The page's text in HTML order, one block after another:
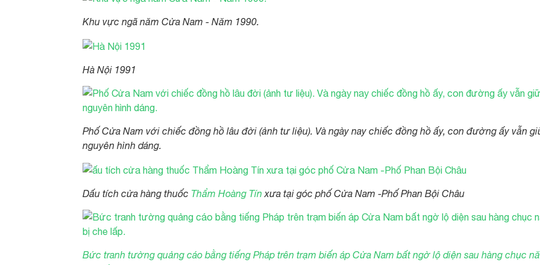
Khu vực ngã năm Cửa Nam - Năm 1990.
Hà Nội 1991
Phố Cửa Nam với chiếc đồng hồ lâu đời (ảnh tư liệu). Và ngày nay chiếc đồng hồ ấy, con đường ấy vẫn
nguyên hình dáng.
Dấu tích cửa hàng thuốc Thẩm Hoàng Tín xưa tại góc phố Cửa Nam -Phố Phan Bội Châu
Bức tranh tường quảng cáo bằng tiếng Pháp trên trạm biến áp Cửa Nam bất ngờ lộ diện sau hàng chục